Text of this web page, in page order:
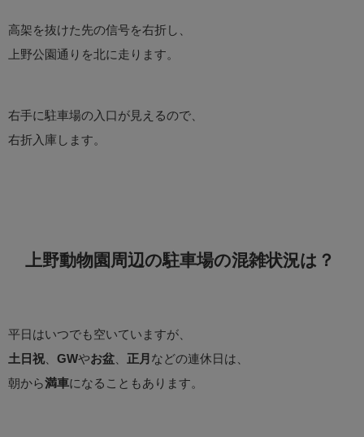
高架を抜けた先の信号を右折し、
上野公園通りを北に走ります。
右手に駐車場の入口が見えるので、
右折入庫します。
上野動物園周辺の駐車場の混雑状況は？
平日はいつでも空いていますが、
土日祝、 GWやお盆 正月 などの連休日は、
朝から満車になることもあります。